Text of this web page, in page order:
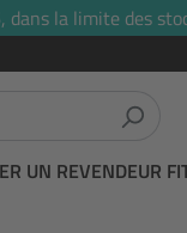
la limite des
UN REVENDEUR